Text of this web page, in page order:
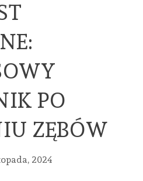
PO
ZĘBÓW
2024